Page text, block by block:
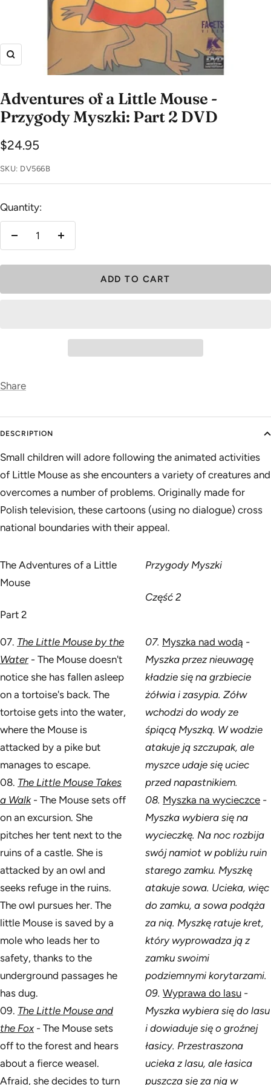
Zoom
Adventures of a Little Mouse -
Przygody Myszki: Part 2 DVD
Sale
price
$24.95
SKU: DV566B
Quantity:
Decrease
ADD TO CART
Share
DESCRIPTION
Small children will adore following the animated activities
of Little Mouse as she encounters a variety of creatures and
overcomes a number of problems. Originally made for
Polish television, these cartoons (using no dialogue) cross
national boundaries with their appeal.
The Adventures of a Little
Mouse
Part 2
Przygody Myszki
Część 2
07. The Little Mouse by the
Water- The Mouse doesn't
notice she has fallen asleep
on a tortoise's back. The
tortoise gets into the water,
where the Mouse is
attacked by a pike but
manages to escape.
08. The Little Mouse Takes
a Walk- The Mouse sets off
on an excursion. She
pitches her tent next to the
ruins of a castle. She is
attacked by an owl and
seeks refuge in the ruins.
The owl pursues her. The
little Mouse is saved by a
mole who leads her to
safety, thanks to the
underground passages he
has dug.
09. The Little Mouse and
the Fox- The Mouse sets
off to the forest and hears
about a fierce weasel.
Afraid, she decides to turn
07. Myszka nad wodą -
Myszka przez nieuwagę
kładzie się na grzbiecie
żółwia i zasypia. Zółw
wchodzi do wody ze
śpiącą Myszką. W wodzie
atakuje ją szczupak, ale
myszce udaje się uciec
przed napastnikiem.
08. Myszka na wycieczce -
Myszka wybiera się na
wycieczkę. Na noc rozbija
swój namiot w pobliżu ruin
starego zamku. Myszkę
atakuje sowa. Ucieka, więc
do zamku, a sowa podąża
za nią. Myszkę ratuje kret,
który wyprowadza ją z
zamku swoimi
podziemnymi korytarzami.
09. Wyprawa do lasu -
Myszka wybiera się do lasu
i dowiaduje się o groźnej
łasicy. Przestraszona
ucieka z lasu, ale łasica
puszcza się za nią w